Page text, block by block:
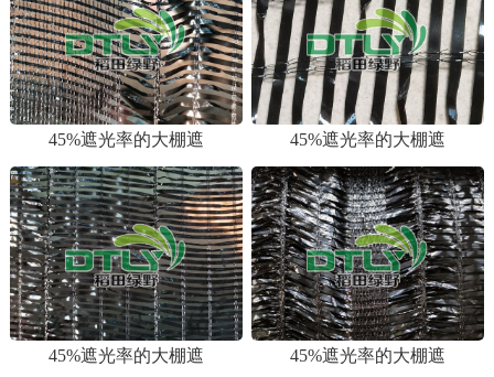
45%遮光率的大棚遮 45%遮光率的大棚遮
45%遮光率的大棚遮 45%遮光率的大棚遮